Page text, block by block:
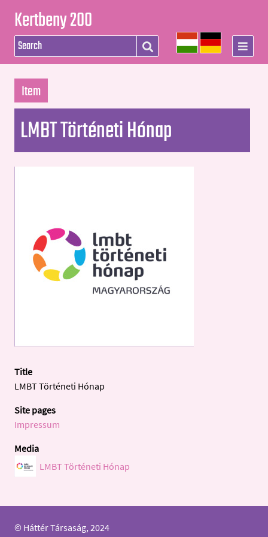
Kertbeny 200
LMBT Történeti Hónap
Item
Title
LMBT Történeti Hónap
Site pages
Impressum
Media
LMBT Történeti Hónap
© Háttér Társaság, 2024